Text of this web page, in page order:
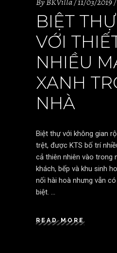
BIỆT
VỚI
NHIỀU
XANH
NHÀ
Biệt thự với không gian
trệt, được KTS bố trí
cả thiên nhiên vào trong
khách, bếp và khu sinh
nối hài hoà nhưng vẫn
biệt.
READ MORE